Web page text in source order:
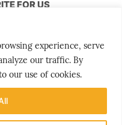
experience, serve
our traffic. By
our use of cookies.
FOR US
Storytelling by Bjørn Moholdt
Your story is our mission